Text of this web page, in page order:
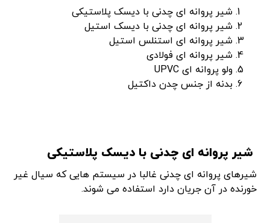
شیر پروانه ای چدنی با دیسک پلاستیکی
شیر پروانه ای چدنی با دیسک استیل
شیر پروانه ای استنلس استیل
شیر پروانه ای فولادی
ولو پروانه ای UPVC
بدنه از جنس چدن داكتيل
شیر پروانه ای چدنی با دیسک پلاستیکی
شیرهای پروانه ای چدنی غالبا در سیستم هایی که سیال غیر
خورنده در آن جریان دارد استفاده می شوند.